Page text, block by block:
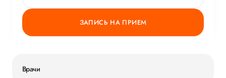
ЗАПИСЬ НА ПРИЕМ
Врачи